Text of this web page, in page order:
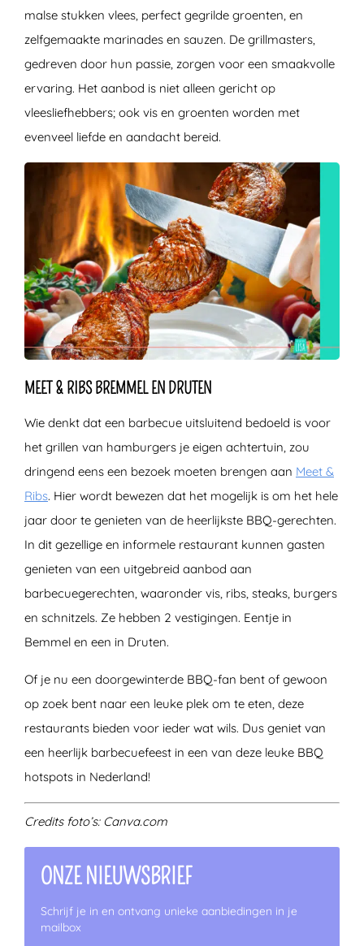
malse stukken vlees, perfect gegrilde groenten, en
zelfgemaakte marinades en sauzen. De grillmasters,
gedreven door hun passie, zorgen voor een smaakvolle
ervaring. Het aanbod is niet alleen gericht op
vleesliefhebbers; ook vis en groenten worden met
evenveel liefde en aandacht bereid.
MEET & RIBS BREMMEL EN DRUTEN
Wie denkt dat een barbecue uitsluitend bedoeld is voor
het grillen van hamburgers je eigen achtertuin, zou
dringend eens een bezoek moeten brengen aan Meet &
Ribs. Hier wordt bewezen dat het mogelijk is om het hele
jaar door te genieten van de heerlijkste BBQ-gerechten.
In dit gezellige en informele restaurant kunnen gasten
genieten van een uitgebreid aanbod aan
barbecuegerechten, waaronder vis, ribs, steaks, burgers
en schnitzels. Ze hebben 2 vestigingen. Eentje in
Bemmel en een in Druten.
Of je nu een doorgewinterde BBQ-fan bent of gewoon
op zoek bent naar een leuke plek om te eten, deze
restaurants bieden voor ieder wat wils. Dus geniet van
een heerlijk barbecuefeest in een van deze leuke BBQ
hotspots in Nederland!
Credits foto’s: Canva.com
ONZE NIEUWSBRIEF
Schrijf je in en ontvang unieke aanbiedingen in je
mailbox